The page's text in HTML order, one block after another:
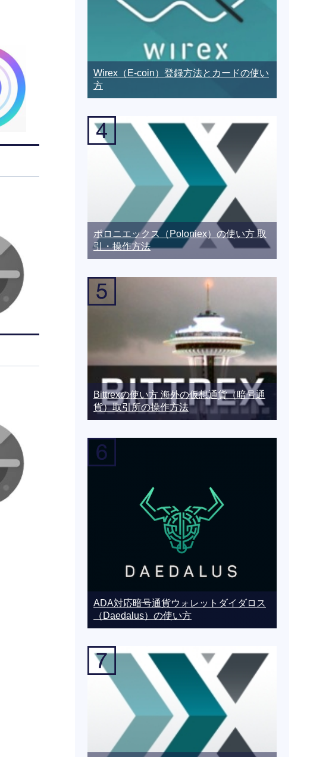
Wirex（E-coin）登録方法とカードの使い
方
ポロニエックス（Poloniex）の使い方 取
引・操作方法
Bittrexの使い方 海外の仮想通貨（暗号通
貨）取引所の操作方法
ADA対応暗号通貨ウォレットダイダロス
（Daedalus）の使い方